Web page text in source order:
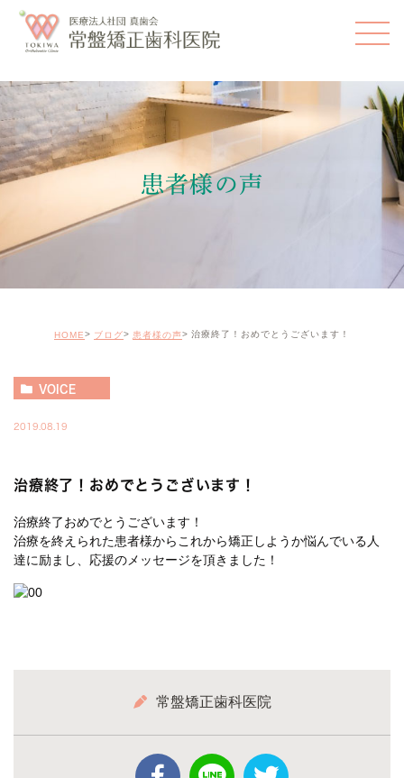
患者様の声
HOME ブログ 患者様の声 治療終了！おめでとうございます！
VOICE
2019.08.19
治療終了！おめでとうございます！
治療終了おめでとうございます！
治療を終えられた患者様からこれから矯正しようか悩んでいる人
達に励まし、応援のメッセージを頂きました！
常盤矯正歯科医院